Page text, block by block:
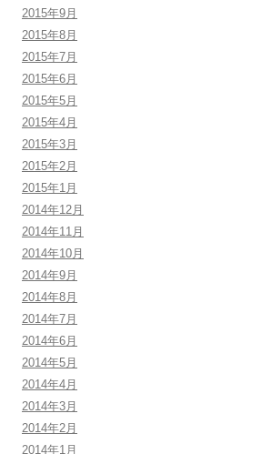
2015年9月
2015年8月
2015年7月
2015年6月
2015年5月
2015年4月
2015年3月
2015年2月
2015年1月
2014年12月
2014年11月
2014年10月
2014年9月
2014年8月
2014年7月
2014年6月
2014年5月
2014年4月
2014年3月
2014年2月
2014年1月